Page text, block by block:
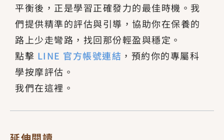
平衡後，正是學習正確發力的最佳時機。我
們提供精準的評估與引導，協助你在保養的
路上少走彎路，找回那份輕盈與穩定。
點擊 LINE 官方帳號連結 ，預約你的專屬科
學按摩評估。
我們在這裡。